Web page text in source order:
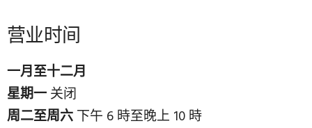
营业时间
一月至十二月
星期一 关闭
周二至周六 下午 6 時至晚上 10 時